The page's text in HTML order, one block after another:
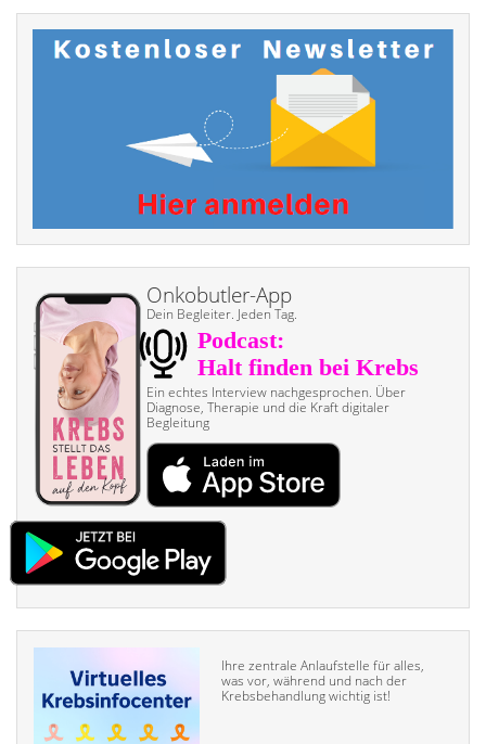
Onkobutler-App
Dein Begleiter. Jeden Tag.
Ein echtes Interview nach­gesprochen. Über
Diagnose, Therapie und die Kraft digitaler
Begleitung
Ihre zentrale Anlaufstelle für alles,
was vor, während und nach der
Krebsbehandlung wichtig ist!